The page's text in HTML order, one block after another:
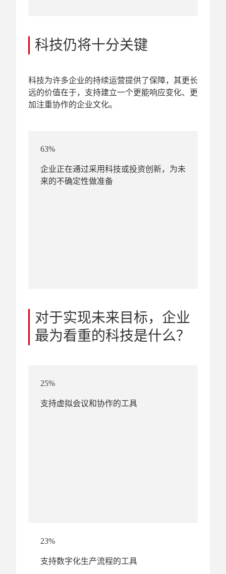
科技仍将十分关键
科技为许多企业的持续运营提供了保障，其更长
远的价值在于，支持建立一个更能响应变化、更
加注重协作的企业文化。
63%
企业正在通过采用科技或投资创新，为未
来的不确定性做准备
对于实现未来目标，企业
最为看重的科技是什么？
25%
支持虚拟会议和协作的工具
23%
支持数字化生产流程的工具